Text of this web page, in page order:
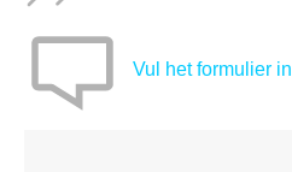
Vul het formulier in